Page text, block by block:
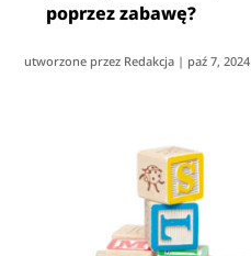
poprzez zabawę?
utworzone przez Redakcja | paź 7, 2024